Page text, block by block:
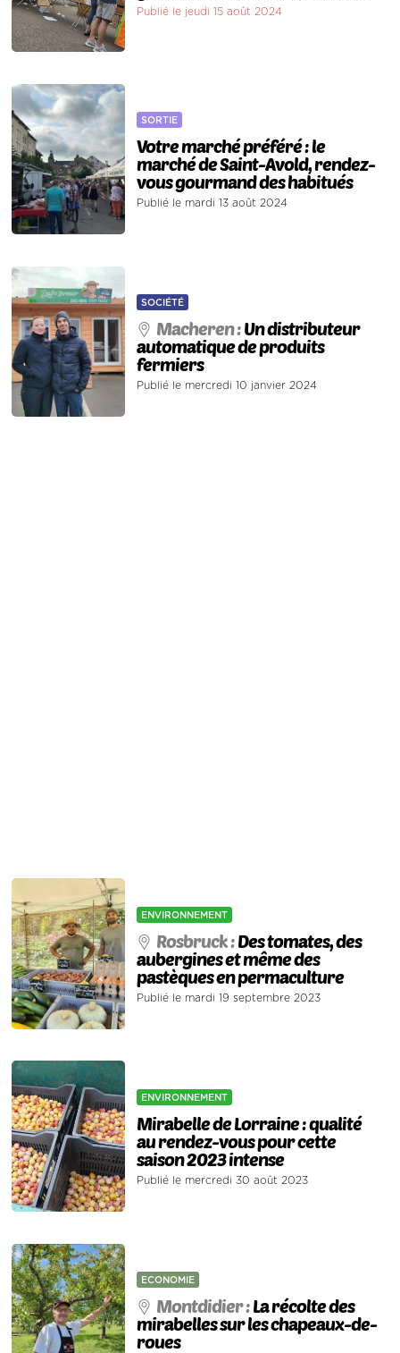
Publié le jeudi 15 août 2024
SORTIE
Votre marché préféré : le
marché de Saint-Avold, rendez-
vous gourmand des habitués
Publié le mardi 13 août 2024
SOCIÉTÉ
Macheren :Un distributeur
automatique de produits
fermiers
Publié le mercredi 10 janvier 2024
ENVIRONNEMENT
Rosbruck :Des tomates, des
aubergines et même des
pastèques en permaculture
Publié le mardi 19 septembre 2023
ENVIRONNEMENT
Mirabelle de Lorraine : qualité
au rendez-vous pour cette
saison 2023 intense
Publié le mercredi 30 août 2023
ECONOMIE
Montdidier :La récolte des
mirabelles sur les chapeaux-de-
roues